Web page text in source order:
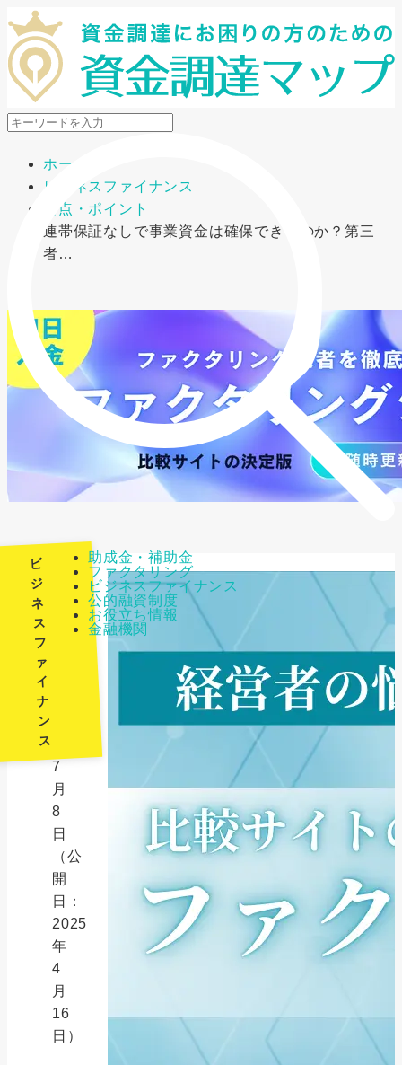
メニューを開閉
助成金・補助金
ファクタリング
ビジネスファイナンス
公的融資制度
お役立ち情報
金融機関
ホーム
ビジネスファイナンス
要点・ポイント
連帯保証なしで事業資金は確保できるのか？第三
者…
ビ
ジ
ネ
ス
フ
ァ
イ
ナ
ン
ス
7
月
8
日
（公
開
日：
2025
年
4
月
16
日）